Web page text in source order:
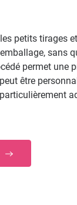
petits tirages
sans
permet une
être